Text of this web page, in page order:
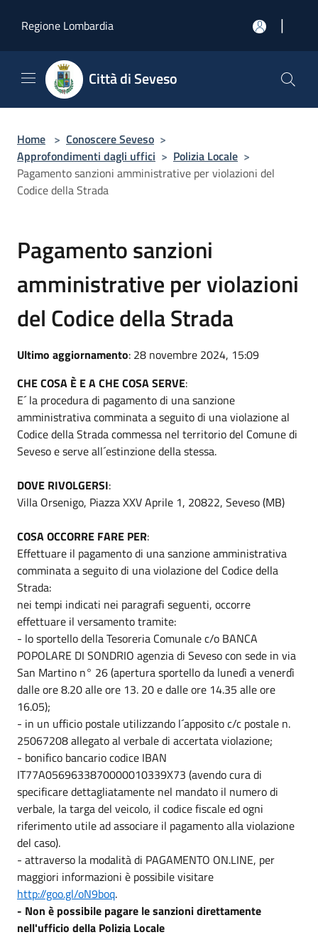
Regione Lombardia
|
Città di Seveso
Home > Conoscere Seveso >
Approfondimenti dagli uffici > Polizia Locale >
Pagamento sanzioni amministrative per violazioni del
Codice della Strada
Pagamento sanzioni
amministrative per violazioni
del Codice della Strada
Ultimo aggiornamento: 28 novembre 2024, 15:09
CHE COSA È E A CHE COSA SERVE:
E´ la procedura di pagamento di una sanzione
amministrativa comminata a seguito di una violazione al
Codice della Strada commessa nel territorio del Comune di
Seveso e serve all´estinzione della stessa.
DOVE RIVOLGERSI:
Villa Orsenigo, Piazza XXV Aprile 1, 20822, Seveso (MB)
COSA OCCORRE FARE PER:
Effettuare il pagamento di una sanzione amministrativa
comminata a seguito di una violazione del Codice della
Strada:
nei tempi indicati nei paragrafi seguenti, occorre
effettuare il versamento tramite:
- lo sportello della Tesoreria Comunale c/o BANCA
POPOLARE DI SONDRIO agenzia di Seveso con sede in via
San Martino n° 26 (apertura sportello da lunedì a venerdì
dalle ore 8.20 alle ore 13. 20 e dalle ore 14.35 alle ore
16.05);
- in un ufficio postale utilizzando l´apposito c/c postale n.
25067208 allegato al verbale di accertata violazione;
- bonifico bancario codice IBAN
IT77A0569633870000010339X73 (avendo cura di
specificare dettagliatamente nel mandato il numero di
verbale, la targa del veicolo, il codice fiscale ed ogni
riferimento utile ad associare il pagamento alla violazione
del caso).
- attraverso la modalità di PAGAMENTO ON.LINE, per
maggiori informazioni è possibile visitare
http://goo.gl/oN9boq.
- Non è possibile pagare le sanzioni direttamente
nell'ufficio della Polizia Locale